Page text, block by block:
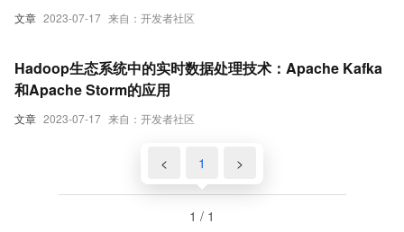
文章 2023-07-17 来自：开发者社区
文章 2023-07-17 来自：开发者社区
Hadoop生态系统中的实时数据处理技术：Apache Kafka
和Apache Storm的应用
< 1 >
1 / 1